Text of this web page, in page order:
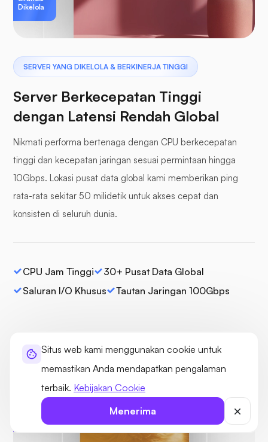
Situs web kami menggunakan cookie untuk
memastikan Anda mendapatkan pengalaman
terbaik. Kebijakan Cookie
Menerima
SERVER YANG DIKELOLA & BERKINERJA TINGGI
Server Berkecepatan Tinggi
dengan Latensi Rendah Global
Nikmati performa bertenaga dengan CPU berkecepatan
tinggi dan kecepatan jaringan sesuai permintaan hingga
10Gbps. Lokasi pusat data global kami memberikan ping
rata-rata sekitar 50 milidetik untuk akses cepat dan
konsisten di seluruh dunia.
CPU Jam Tinggi
30+ Pusat Data Global
Saluran I/O Khusus
Tautan Jaringan 100Gbps
Dikelola
Terlindung
Tidak ada
ditemukan